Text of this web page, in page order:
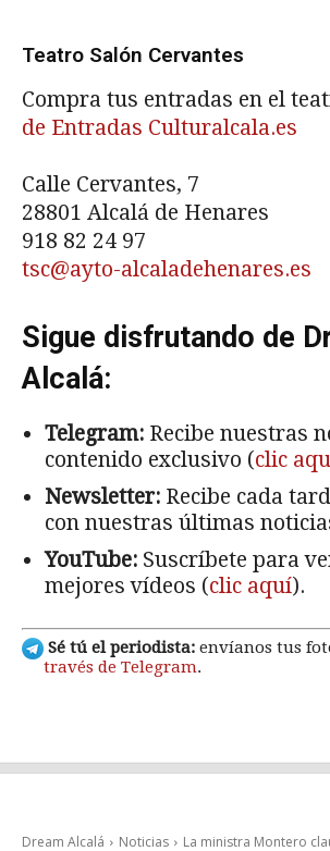
Teatro Salón Cervantes
Compra tus entradas en el
de Entradas Culturalcala.es
Calle Cervantes, 7
28801 Alcalá de Henares
918 82 24 97
tsc@ayto-alcaladehenares.es
Sigue disfrutando de
Alcalá:
Telegram: Recibe nuestras
contenido exclusivo (clic
Newsletter: Recibe cada
con nuestras últimas
YouTube: Suscríbete para
mejores vídeos (clic aquí).
Sé tú el periodista: envíanos tus
través de Telegram.